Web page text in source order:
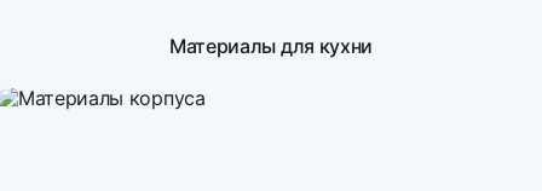
Материалы для кухни